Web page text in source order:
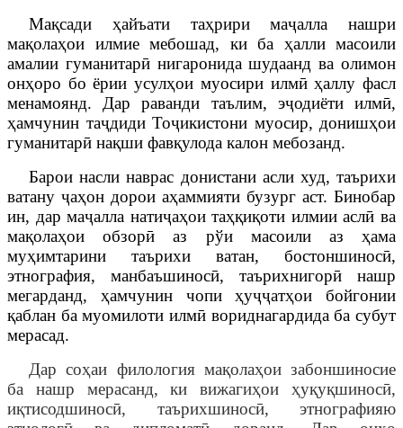
Мақсади ҳайъати таҳрири маҷалла нашри
мақолаҳои илмиемебошад, ки ба ҳалли масоили
амалии гуманитарӣ нигаронида шудаанд ва олимон
онҳоро бо ёрииусулҳои муосири илмӣ ҳаллу фасл
менамоянд. Дар раванди таълим, эҷодиёти илмӣ,
ҳамчунин таҷдиди Тоҷикистони муосир, донишҳои
гуманитарӣ нақши фавқулода калон мебозанд.
Барои насли наврас донистани асли худ, таърихи
ватану ҷаҳон дорои аҳаммияти бузург аст. Бинобар
ин, дар маҷалла натиҷаҳои таҳқиқоти илмии аслӣ ва
мақолаҳои обзорӣ аз рўи масоили аз ҳама
муҳимтарини таърихи ватан, бостоншиносӣ,
этнография, манбаъшиносӣ, таърихнигорӣ нашр
мегарданд, ҳамчунин чопи ҳуҷҷатҳои бойгонии
қаблан ба муомилоти илмӣ вориднагардида ба субут
мерасад.
Дар соҳаи филология мақолаҳои забоншиносие
ба нашр мерасанд, ки вижагиҳои ҳуқуқшиносӣ,
иқтисодшиносӣ, таърихшиносӣ, этнографияю